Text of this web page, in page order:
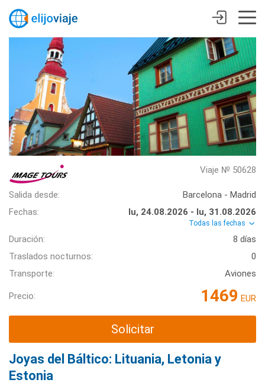
Viaje № 50628
Salida desde:
Barcelona - Madrid
Fechas:
lu, 24.08.2026 - lu, 31.08.2026
Todas las fechas
Duración:
8 días
Traslados nocturnos:
0
Transporte:
Aviones
Precio: 1469 EUR
Solicitar
Joyas del Báltico: Lituania, Letonia y
Estonia